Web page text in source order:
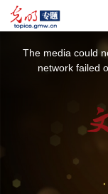
The media could
network failed